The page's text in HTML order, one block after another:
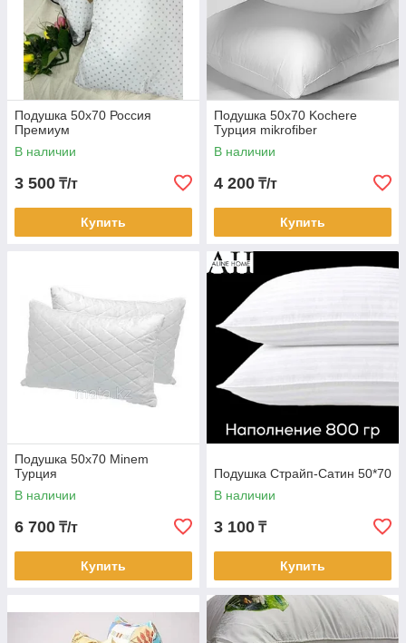
Подушка 50х70 Россия
Премиум
В наличии
3 500 ₸/т
Купить
Подушка 50х70 Kochere
Турция mikrofiber
В наличии
4 200 ₸/т
Купить
Подушка 50х70 Minem
Турция
В наличии
6 700 ₸/т
Купить
Подушка Страйп-Сатин 50*70
В наличии
3 100 ₸
Купить